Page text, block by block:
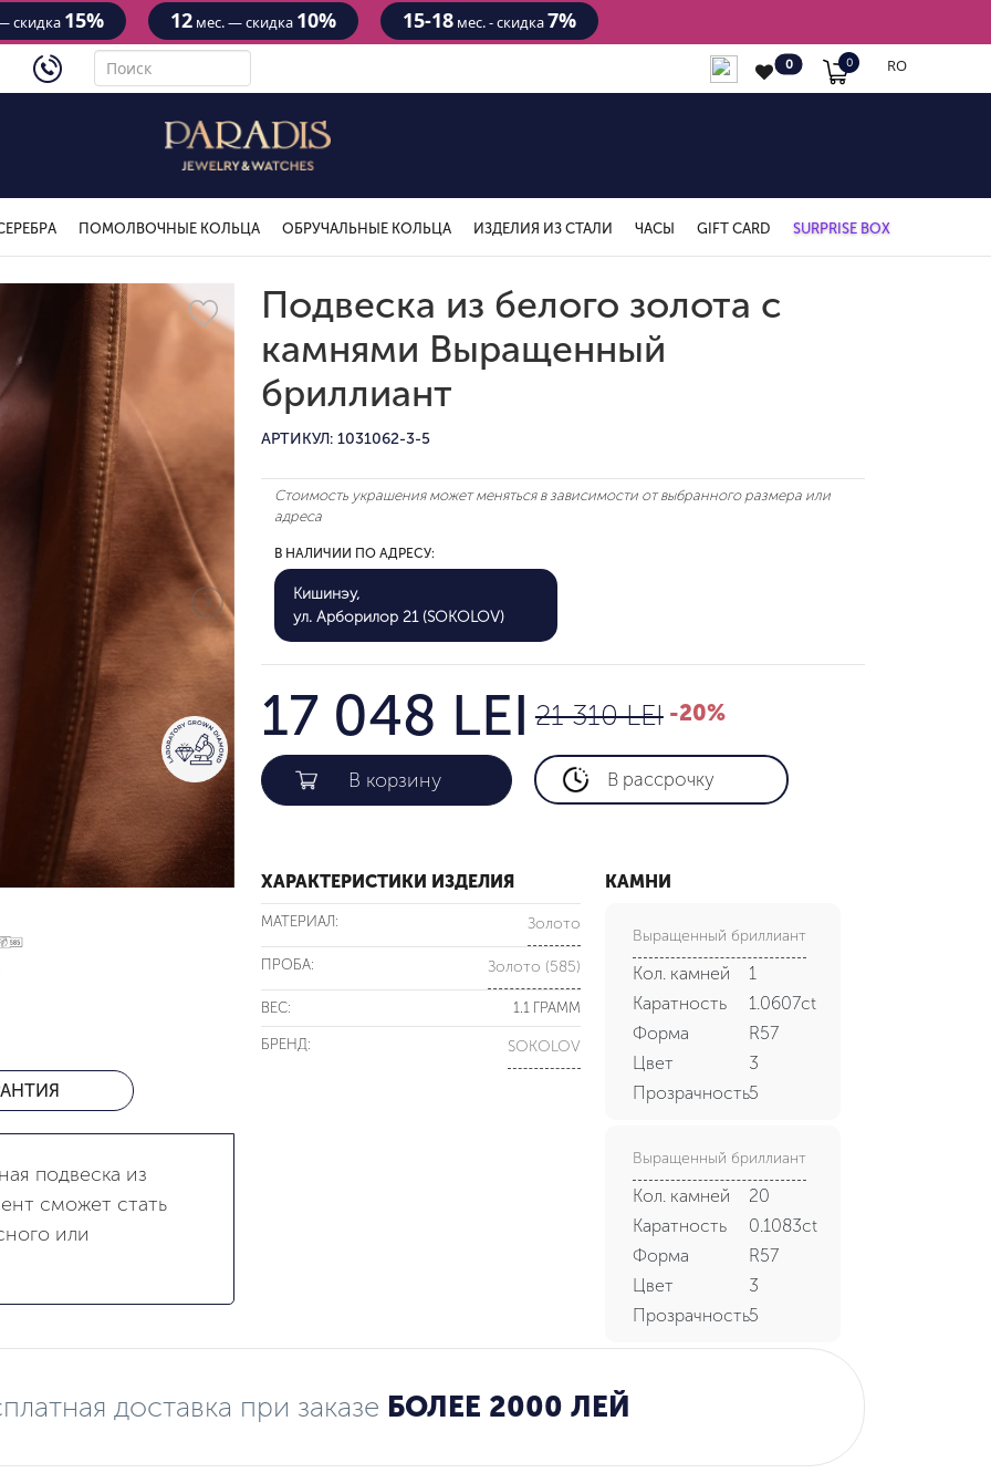
скидка 15% 12мес. — скидка 10% 15-18мес. - скидка7%
4434 RO
0 0
ПОМОЛВОЧНЫЕ КОЛЬЦА ОБРУЧАЛЬНЫЕ КОЛЬЦА ИЗДЕЛИЯ ИЗ СТАЛИ ЧАСЫ GIFT CARD SURPRISE BOX
подвеска из
сможет стать
или
Подвеска из белого золота с
камнями Выращенный
бриллиант
АРТИКУЛ: 1031062-3-5
Стоимость украшения может меняться в зависимости от выбранного размера или
адреса
В НАЛИЧИИ ПО АДРЕСУ:
Кишинэу,
ул. Арборилор 21 (SOKOLOV)
17 048 LEI 21 310 LEI -20%
В рассрочку
ХАРАКТЕРИСТИКИ ИЗДЕЛИЯ
МАТЕРИАЛ: Золото
ПРОБА: Золото (585)
ВЕС: 1.1 ГРАММ
БРЕНД: SOKOLOV
КАМНИ
Выращенный бриллиант
Кол. камней
1
Каратность
1.0607ct
Форма
R57
Цвет
3
Прозрачность5
Выращенный бриллиант
Кол. камней
20
Каратность
0.1083ct
Форма
R57
Цвет
3
Прозрачность5
доставка при заказе БОЛЕЕ 2000 ЛЕЙ